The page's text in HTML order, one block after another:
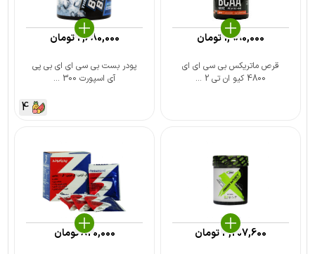
قرص ماتریکس بی سی ای ای
4800 کیو ان تی 2 ...
1,980,000تومان
پودر بست بی سی ای ای بی پی
آی اسپورت 300 ...
2,680,000تومان
4
3,207,600تومان 820,000تومان